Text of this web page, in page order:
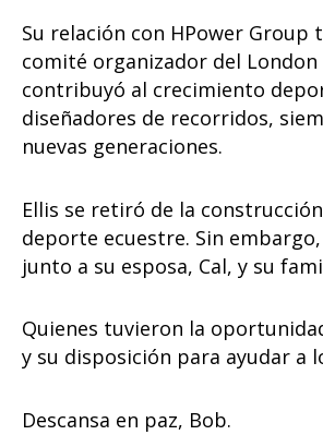
Su relación con HPower
comité organizador del
contribuyó al crecimiento
diseñadores de recorridos,
nuevas generaciones.
Ellis se retiró de la
deporte ecuestre. Sin
junto a su esposa, Cal, y su
Quienes tuvieron la
y su disposición para ayudar a
Descansa en paz, Bob.